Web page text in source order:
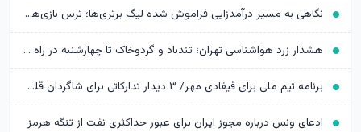
نگاهی به مسیر درآمدزایی فراموش شده لیگ برتری‌ها؛ ترس بازی‌‎های تدارکاتی بزرگ ریخته شود
هشدار زرد هواشناسی تهران؛ تندباد و گردوخاک تا چهارشنبه در راه است
برنامه تیم ملی برای فیفادی مهر/ ۳ دیدار تدارکاتی برای شاگردان قلعه‌نویی
ادعای ونس درباره مجوز ایران برای عبور حداکثری نفت از تنگه هرمز